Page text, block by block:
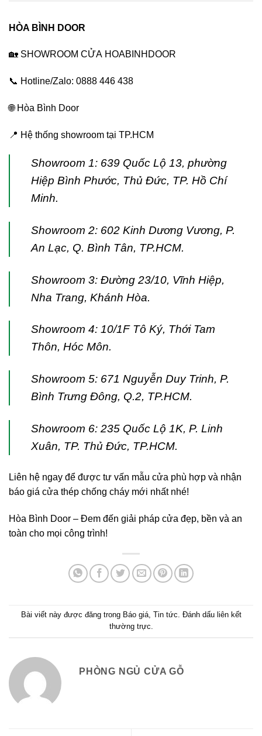
HÒA BÌNH DOOR
🏡 SHOWROOM CỬA HOABINHDOOR
📞 Hotline/Zalo: 0888 446 438
🌐 Hòa Bình Door
📍 Hệ thống showroom tại TP.HCM
Showroom 1: 639 Quốc Lộ 13, phường
Hiệp Bình Phước, Thủ Đức, TP. Hồ Chí
Minh.
Showroom 2: 602 Kinh Dương Vương, P.
An Lạc, Q. Bình Tân, TP.HCM.
Showroom 3: Đường 23/10, Vĩnh Hiệp,
Nha Trang, Khánh Hòa.
Showroom 4: 10/1F Tô Ký, Thới Tam
Thôn, Hóc Môn.
Showroom 5: 671 Nguyễn Duy Trinh, P.
Bình Trưng Đông, Q.2, TP.HCM.
Showroom 6: 235 Quốc Lộ 1K, P. Linh
Xuân, TP. Thủ Đức, TP.HCM.
Liên hệ ngay để được tư vấn mẫu cửa phù hợp và nhận
báo giá cửa thép chống cháy mới nhất nhé!
Hòa Bình Door – Đem đến giải pháp cửa đẹp, bền và an
toàn cho mọi công trình!
Bài viết này được đăng trong Báo giá, Tin tức. Đánh dấu liên kết
thường trực.
PHÒNG NGỦ CỬA GỖ